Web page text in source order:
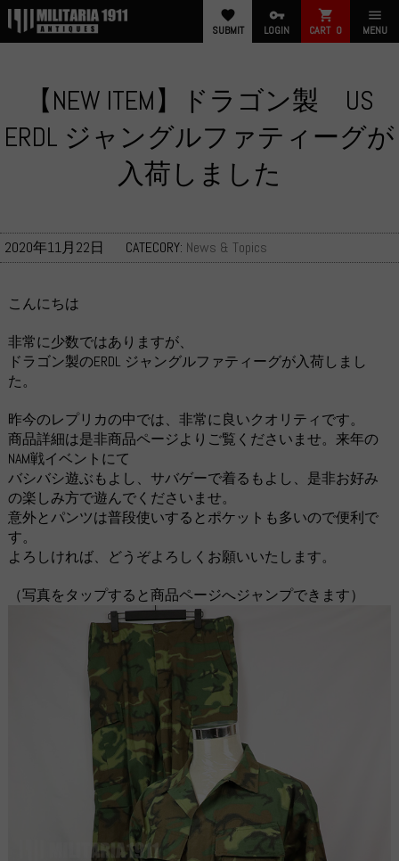
favorite
SUBMIT
vpn_key
LOGIN
shopping_cart
CART 0
menu
MENU
【NEW ITEM】ドラゴン製 US
ERDL ジャングルファティーグが
入荷しました
2020年11月22日 CATECORY: News & Topics
こんにちは
非常に少数ではありますが、
ドラゴン製のERDL ジャングルファティーグが入荷しまし
た。
昨今のレプリカの中では、非常に良いクオリティです。
商品詳細は是非商品ページよりご覧くださいませ。来年の
NAM戦イベントにて
バシバシ遊ぶもよし、サバゲーで着るもよし、是非お好み
の楽しみ方で遊んでくださいませ。
意外とパンツは普段使いするとポケットも多いので便利で
す。
よろしければ、どうぞよろしくお願いいたします。
（写真をタップすると商品ページへジャンプできます）